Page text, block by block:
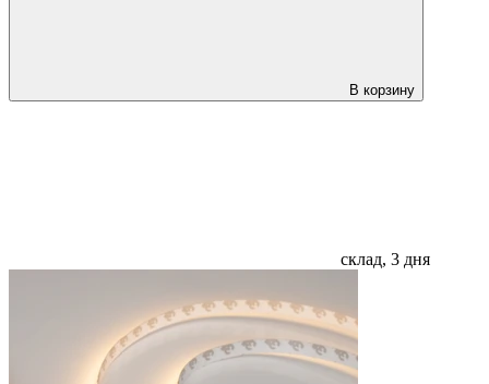
В корзину
склад, 3 дня